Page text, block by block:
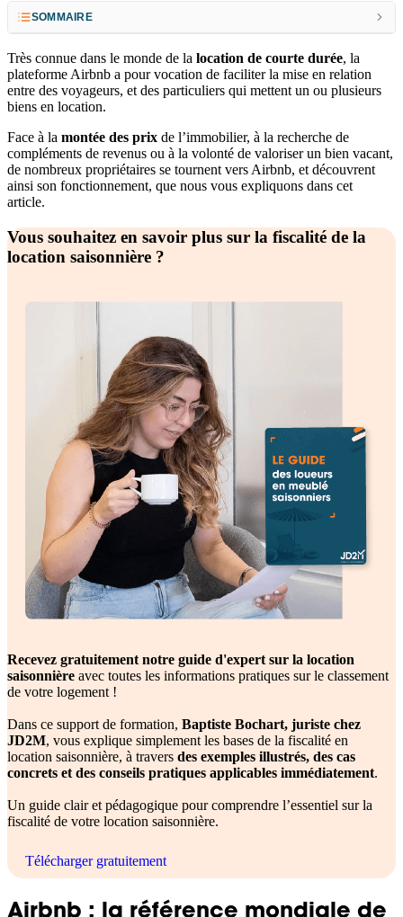
SOMMAIRE
Airbnb : la référence mondiale de la location saisonnière
Quels sont les avantages d’Airbnb pour un propriétaire ?
Quelles sont les étapes pour devenir hôte sur Airbnb ?
Comment se passe une réservation sur Airbnb ?
Comment fonctionne le paiement sur Airbnb ?
Est-il rentable de louer sur Airbnb ?
Les obligations légales pour les propriétaires en France
Faire appel à une conciergerie Airbnb : pour qui ? Pourquoi ?
Très connue dans le monde de la location de courte durée, la
plateforme Airbnb a pour vocation de faciliter la mise en relation
entre des voyageurs, et des particuliers qui mettent un ou plusieurs
biens en location.
Face à la montée des prix de l’immobilier, à la recherche de
compléments de revenus ou à la volonté de valoriser un bien vacant,
de nombreux propriétaires se tournent vers Airbnb, et découvrent
ainsi son fonctionnement, que nous vous expliquons dans cet
article.
Vous souhaitez en savoir plus sur la fiscalité de la
location saisonnière ?
Recevez gratuitement notre guide d'expert sur la location
saisonnière avec toutes les informations pratiques sur le classement
de votre logement !
Dans ce support de formation, Baptiste Bochart, juriste chez
JD2M, vous explique simplement les bases de la fiscalité en
location saisonnière, à travers des exemples illustrés, des cas
concrets et des conseils pratiques applicables immédiatement.
Un guide clair et pédagogique pour comprendre l’essentiel sur la
fiscalité de votre location saisonnière.
Télécharger gratuitement
Airbnb : la référence mondiale de